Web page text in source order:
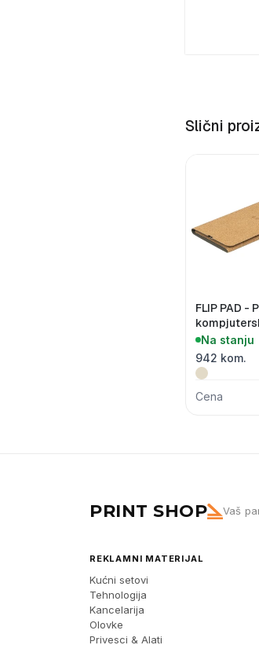
Slični
FLIP PAD -
bežični
Na stanju
942 kom.
Cena
PRINT SHOP Vaš
REKLAMNI MATERIJAL
Kućni setovi
Tehnologija
Kancelarija
Olovke
Privesci & Alati